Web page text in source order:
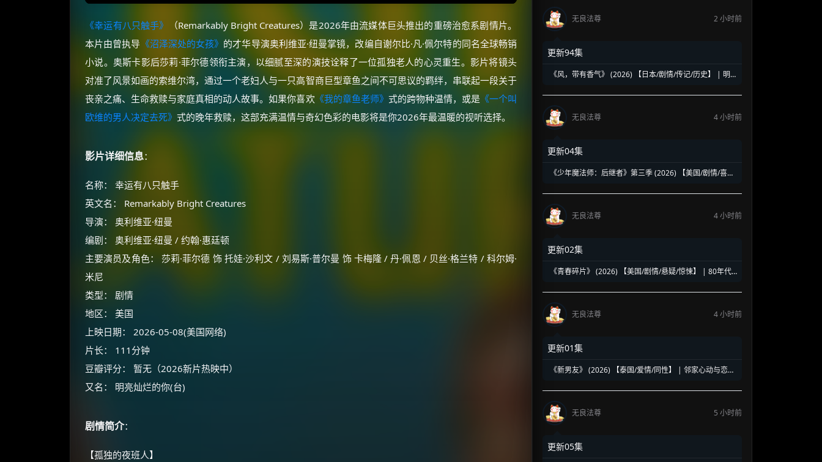
《幸运有八只触手》
（Remarkably Bright Creatures）是2026年由流媒体巨头推出的重磅治愈系剧情片。
本片由曾执导 《沼泽深处的女孩》 的才华导演奥利维亚·纽曼掌镜，改编自谢尔比·凡·佩尔特的同名全球畅销
小说。奥斯卡影后莎莉·菲尔德领衔主演，以细腻至深的演技诠释了一位孤独老人的心灵重生。影片将镜头
对准了风景如画的索维尔湾，通过一个老妇人与一只高智商巨型章鱼之间不可思议的羁绊，串联起一段关于
丧亲之痛、生命救赎与家庭真相的动人故事。如果你喜欢《我的章鱼老师》 式的跨物种温情，或是《一个叫
欧维的男人决定去死》 式的晚年救赎，这部充满温情与奇幻色彩的电影将是你2026年最温暖的视听选择。
影片详细信息：
名称： 幸运有八只触手
英文名： Remarkably Bright Creatures
导演： 奥利维亚·纽曼
编剧： 奥利维亚·纽曼 / 约翰·惠廷顿
主要演员及角色： 莎莉·菲尔德 饰 托娃·沙利文 / 刘易斯·普尔曼 饰 卡梅隆 / 丹·佩恩 / 贝丝·格兰特 / 科尔姆·
米尼
类型： 剧情
地区： 美国
上映日期： 2026-05-08(美国网络)
片长： 111分钟
豆瓣评分： 暂无（2026新片热映中）
又名： 明亮灿烂的你(台)
剧情简介：
【孤独的夜班人】
无良法尊 2 小时前
更新94集
《风，带有香气》 (2026) 【日本/剧情/传记/历史】 | 明
醒之路
无良法尊
4 小时前
更新04集
《少年魔法师：后继者》第三季 (2026) 【美国/剧情/喜剧/
拯救家族
无良法尊
4 小时前
更新02集
《青春碎片》 (2026) 【美国/剧情/悬疑/惊悚】 | 80年代
无良法尊 4 小时前
更新01集
《新男友》 (2026) 【泰国/爱情/同性】 | 邻家心动与恋爱
无良法尊 5 小时前
更新05集